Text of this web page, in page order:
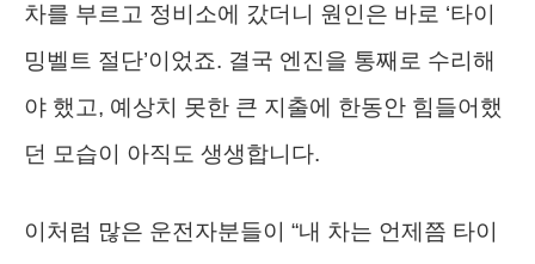
차를 부르고 정비소에 갔더니 원인은 바로 ‘타이
밍벨트 절단’이었죠. 결국 엔진을 통째로 수리해
야 했고, 예상치 못한 큰 지출에 한동안 힘들어했
던 모습이 아직도 생생합니다.
이처럼 많은 운전자분들이 “내 차는 언제쯤 타이